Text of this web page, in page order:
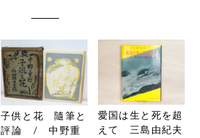
子供と花 隨筆と
評論 / 中野重
愛国は生と死を超
えて 三島由紀夫